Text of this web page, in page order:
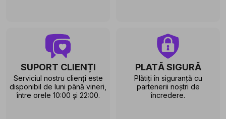
SUPORT CLIENȚI
Serviciul nostru clienți este
disponibil de luni până vineri,
între orele 10:00 și 22:00.
PLATĂ SIGURĂ
Plătiți în siguranță cu
partenerii noștri de
încredere.